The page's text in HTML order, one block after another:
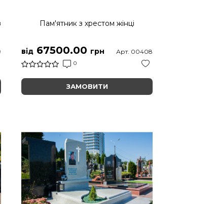
Пам'ятник з хрестом жінці
від 67500.00 грн
0
Арт. 00408
ЗАМОВИТИ